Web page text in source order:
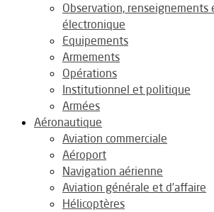
Observation, renseignements
électronique
Equipements
Armements
Opérations
Institutionnel et politique
Armées
Aéronautique
Aviation commerciale
Aéroport
Navigation aérienne
Aviation générale et d’affaire
Hélicoptères